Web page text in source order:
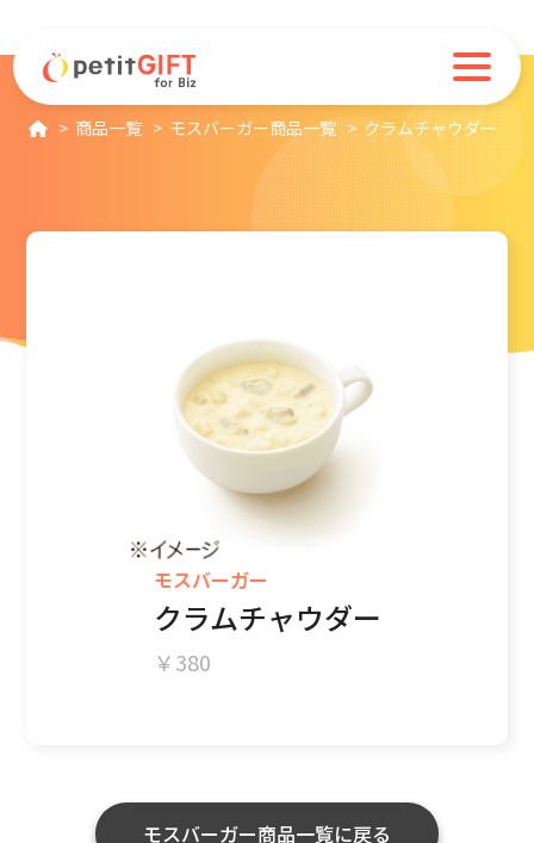
商品一覧 モスバーガー商品一覧 クラムチャウダー
モスバーガー
クラムチャウダー
380
モスバーガー商品一覧に戻る